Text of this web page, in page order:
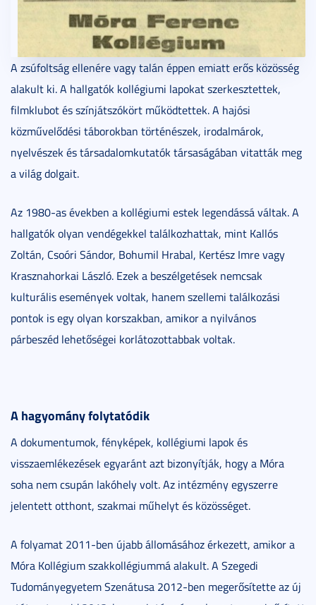
A zsúfoltság ellenére vagy talán éppen emiatt erős közösség
alakult ki. A hallgatók kollégiumi lapokat szerkesztettek,
filmklubot és színjátszókört működtettek. A hajósi
közművelődési táborokban történészek, irodalmárok,
nyelvészek és társadalomkutatók társaságában vitatták meg
a világ dolgait.
Az 1980-as években a kollégiumi estek legendássá váltak. A
hallgatók olyan vendégekkel találkozhattak, mint Kallós
Zoltán, Csoóri Sándor, Bohumil Hrabal, Kertész Imre vagy
Krasznahorkai László. Ezek a beszélgetések nemcsak
kulturális események voltak, hanem szellemi találkozási
pontok is egy olyan korszakban, amikor a nyilvános
párbeszéd lehetőségei korlátozottabbak voltak.
A hagyomány folytatódik
A dokumentumok, fényképek, kollégiumi lapok és
visszaemlékezések egyaránt azt bizonyítják, hogy a Móra
soha nem csupán lakóhely volt. Az intézmény egyszerre
jelentett otthont, szakmai műhelyt és közösséget.
A folyamat 2011-ben újabb állomásához érkezett, amikor a
Móra Kollégium szakkollégiummá alakult. A Szegedi
Tudományegyetem Szenátusa 2012-ben megerősítette az új